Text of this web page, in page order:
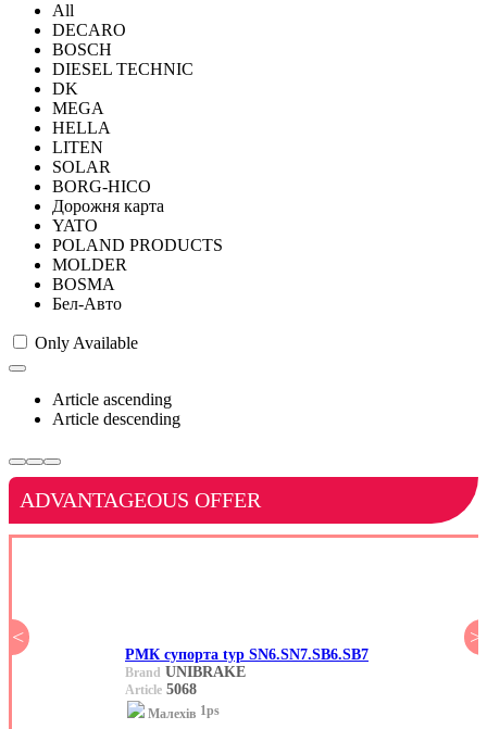
All
DECARO
BOSCH
DIESEL TECHNIC
DK
MEGA
HELLA
LITEN
SOLAR
BORG-HICO
Дорожня карта
YATO
POLAND PRODUCTS
MOLDER
BOSMA
Бел-Авто
Only Available
Article ascending
Article descending
ADVANTAGEOUS OFFER
<
РМК супорта typ SN6.SN7.SB6.SB7
Brand UNIBRAKE
Article 5068
Малехів 1ps
>